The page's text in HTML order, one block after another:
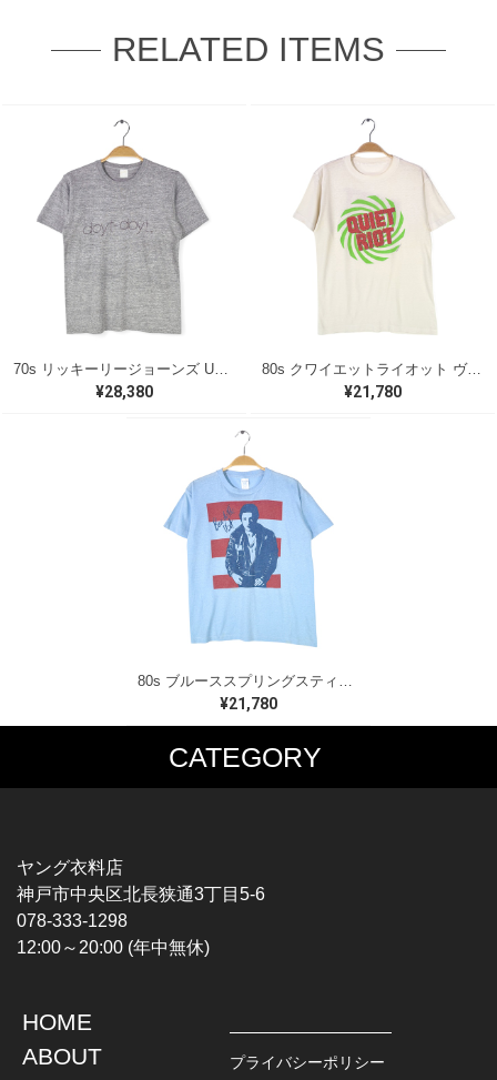
RELATED ITEMS
¥28,380
80s クワイエットライオット ヴィンテージTシャツ ロックTシャツ バンドロゴ ホワイト QUIET RIOT メンズM相当 古着 @AAB1362
¥21,780
80s ブルーススプリングスティーン USA製 ヴィンテージTシャツ ロックTシャツ BORN IN THE USA BRUCE SPRINGSTEEN メンズM 古着 @AAA1523
¥21,780
CATEGORY
MUSIC TEE
HARDCORE / PUNK
PROGLESSIVE ROCK
POPS
SOUL / R&B
T-SHIRTS
CHAMPION
TOPS
L / S SHIRT
JACKET
DENIM
ヤング衣料店
神戸市中央区北長狭通3丁目5-6
078-333-1298
12:00～20:00 (年中無休)
HOME
ABOUT
プライバシーポリシー